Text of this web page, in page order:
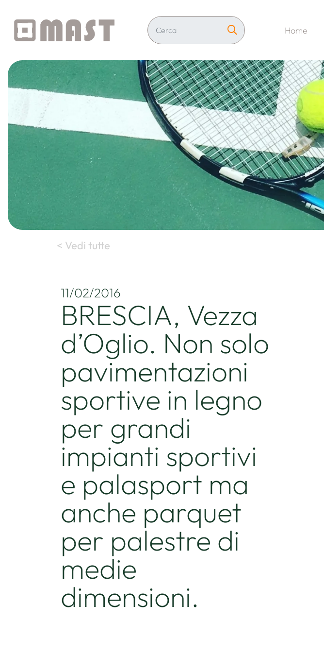
Home
< Vedi tutte
11/02/2016
BRESCIA, Vezza
d’Oglio. Non solo
pavimentazioni
sportive in legno
per grandi
impianti sportivi
e palasport ma
anche parquet
per palestre di
medie
dimensioni.